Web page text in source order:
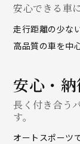
安心できる車
走行距離の少な
高品質の車を中
安心・
長く付き合う
す。
オートスポーツ